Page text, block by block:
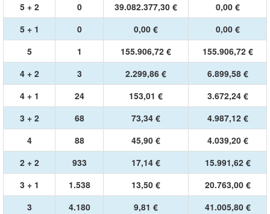
5 + 2
0 39.082.377,30 €
0,00 €
5 + 1
0 0,00 €
0,00 €
5
1 155.906,72 €
155.906,72 €
4 + 2
3 2.299,86 €
6.899,58 €
4 + 1
24 153,01 €
3.672,24 €
3 + 2
68 73,34 €
4.987,12 €
4
88 45,90 €
4.039,20 €
2 + 2
933 17,14 €
15.991,62 €
3 + 1
1.538 13,50 €
20.763,00 €
3
4.180 9,81 €
41.005,80 €